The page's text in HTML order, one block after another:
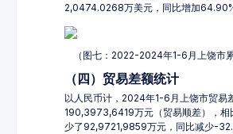
2,0474.0268万美元，同比增加64.90%
（图七：2022-2024年1-6月上饶市
（四）贸易差额统计
以人民币计，2024年1-6月上饶市贸易
190,3973,6419万元（贸易顺差），相
少了92,9721,9859万元，同比减少-